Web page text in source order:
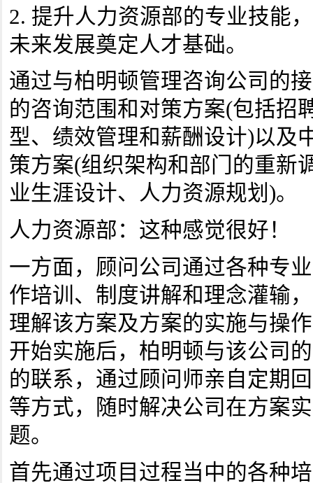
2. 提升人力资源部的专业技能
未来发展奠定人才基础。
通过与柏明顿管理咨询公司的
的咨询范围和对策方案(包括招
型、绩效管理和薪酬设计)以及
策方案(组织架构和部门的重新
业生涯设计、人力资源规划)。
人力资源部：这种感觉很好！
一方面，顾问公司通过各种专
作培训、制度讲解和理念灌输
理解该方案及方案的实施与操
开始实施后，柏明顿与该公司
的联系，通过顾问师亲自定期
等方式，随时解决公司在方案
题。
首先通过项目过程当中的各种